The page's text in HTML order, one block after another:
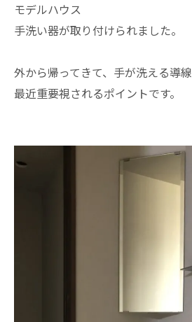
モデルハウス
手洗い器が取り付けられました。
外から帰ってきて、手が洗える導線
最近重要視されるポイントです。